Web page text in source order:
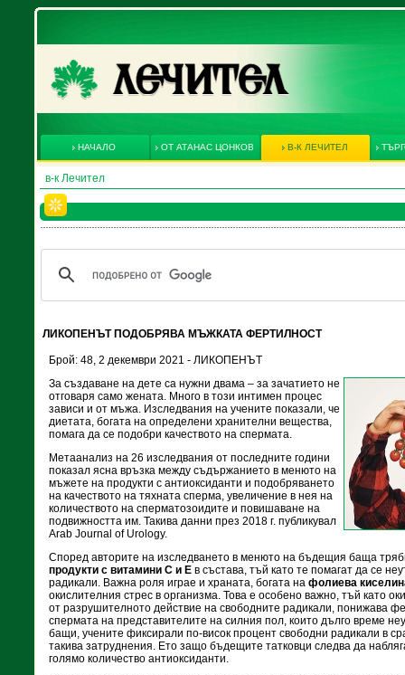
НАЧАЛО ОТ АТАНАС ЦОНКОВ В-К ЛЕЧИТЕЛ
в-к Лечител
ЛИКОПЕНЪТ ПОДОБРЯВА МЪЖКАТА ФЕРТИЛНОСТ
Брой: 48, 2 декември 2021 - ЛИКОПЕНЪТ
За създаване на дете са нужни двама – за зачатието не
отговаря само жената. Много в този интимен процес
зависи и от мъжа. Изследвания на учените показали, че
диетата, богата на определени хранителни вещества,
помага да се подобри качеството на спермата.
Метаанализ на 26 изследвания от последните години
показал ясна връзка между съдържанието в менюто на
мъжете на продукти с антиоксиданти и подобряването
на качеството на тяхната сперма, увеличение в нея на
количеството на сперматозоидите и повишаване на
подвижността им. Такива данни през 2018 г. публикувал
Arab Journal of Urology.
Според авторите на изследването в менюто на бъдещия баща
продукти с витамини С и Е в състава, тъй като те помагат да се
радикали. Важна роля играе и храната, богата на фолиева
окислителния стрес в организма. Това е особено важно, тъй като
от разрушителното действие на свободните радикали, понижава
спермата на представителите на силния пол, които дълго време
бащи, учените фиксирали по-висок процент свободни радикали в
такива затруднения. Ето защо бъдещите татковци следва да
голямо количество антиоксиданти.